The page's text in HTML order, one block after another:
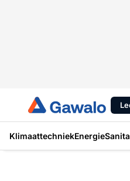
KlimaattechniekEnergie